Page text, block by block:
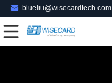
blueliu@wisecardtech.com